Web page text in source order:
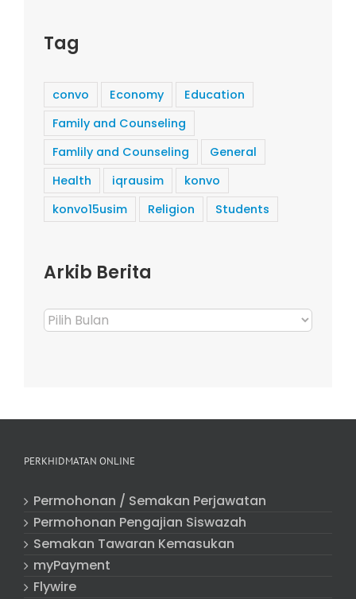
Tag
convo Economy
Education
Family and Counseling
Famlily and Counseling
General
Health
iqrausim
konvo
konvo15usim
Religion Students
Arkib Berita
Arkib
Berita
PERKHIDMATAN ONLINE
Permohonan / Semakan Perjawatan
Permohonan Pengajian Siswazah
Semakan Tawaran Kemasukan
myPayment
Flywire